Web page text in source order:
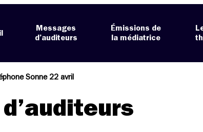
Messages
d’auditeurs
Émissions de
la médiatrice
Sonne 22 avril